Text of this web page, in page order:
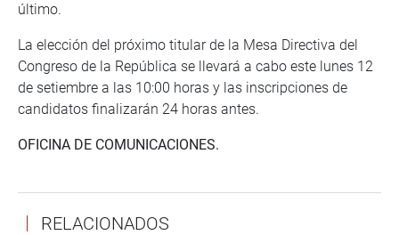
último.
La elección del próximo titular de la Mesa Directiva del
Congreso de la República se llevará a cabo este lunes 12
de setiembre a las 10:00 horas y las inscripciones de
candidatos finalizarán 24 horas antes.
OFICINA DE COMUNICACIONES.
RELACIONADOS